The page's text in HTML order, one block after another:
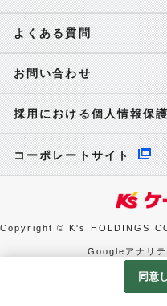
よくある質問
お問い合わせ
採用における個人情報保
コーポレートサイト
Copyright © K's HOLDINGS
Googleアナリテ
同意